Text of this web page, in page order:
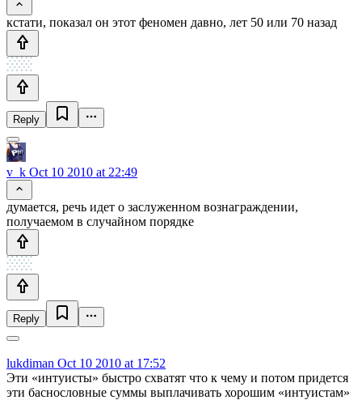
кстати, показал он этот феномен давно, лет 50 или 70 назад
Reply
v_k Oct 10 2010 at 22:49
думается, речь идет о заслуженном вознаграждении,
получаемом в случайном порядке
Reply
lukdiman Oct 10 2010 at 17:52
Эти «интуисты» быстро схватят что к чему и потом придется
эти баснословные суммы выплачивать хорошим «интуистам»